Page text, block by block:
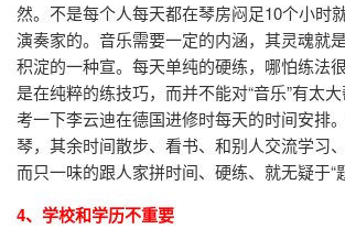
然。不是每个人每天都在琴房闷足10个小时
演奏家的。音乐需要一定的内涵，其灵魂就
积淀的一种宣。每天单纯的硬练，哪怕练法
是在纯粹的练技巧，而并不能对“音乐”有太
考一下李云迪在德国进修时每天的时间安排
琴，其余时间散步、看书、和别人交流学习
而只一味的跟人家拼时间、硬练、就无疑于“
4、学校和学历不重要